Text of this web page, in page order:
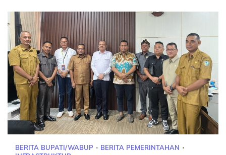
BERITA BUPATI/WABUP
BERITA PEMERINTAHAN